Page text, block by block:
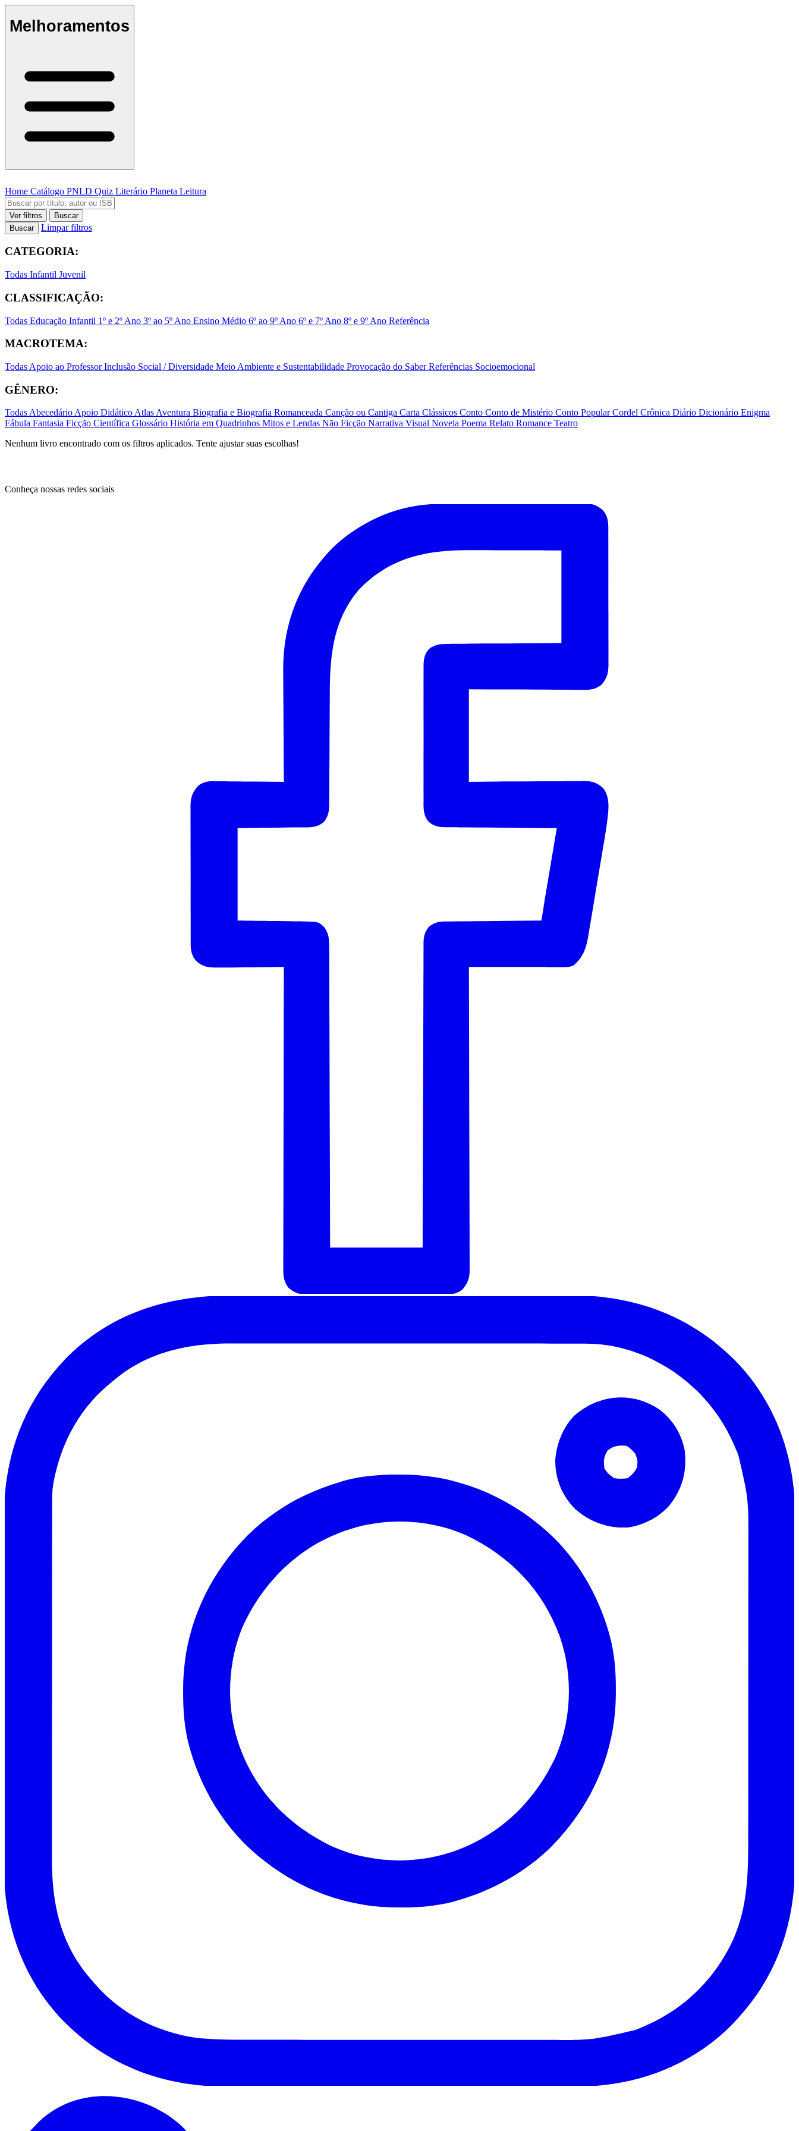
Melhoramentos
Home Catálogo PNLD Quiz Literário Planeta Leitura
Ver filtros
Buscar
Buscar
Limpar filtros
CATEGORIA:
Todas Infantil Juvenil
CLASSIFICAÇÃO:
Todas Educação Infantil 1º e 2º Ano 3º ao 5º Ano Ensino Médio 6º ao 9º Ano 6º e 7º Ano 8º e 9º Ano Referência
MACROTEMA:
Todas Apoio ao ProfessorInclusão Social / Diversidade Meio Ambiente e Sustentabilidade Provocação do SaberReferências Socioemocional
GÊNERO:
TodasAbecedárioApoio DidáticoAtlasAventura Biografia e Biografia Romanceada Canção ou Cantiga Carta Clássicos Conto Conto de Mistério Conto PopularCordel Crônica Diário Dicionário Enigma
Fábula Fantasia Ficção Científica Glossário História em Quadrinhos Mitos e Lendas Não Ficção Narrativa Visual Novela Poema Relato Romance Teatro
Nenhum livro encontrado com os filtros aplicados. Tente ajustar suas escolhas!
Conheça nossas redes sociais